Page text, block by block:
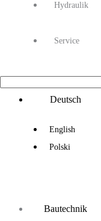
Hydraulik
Service
Deutsch
English
Polski
Bautechnik